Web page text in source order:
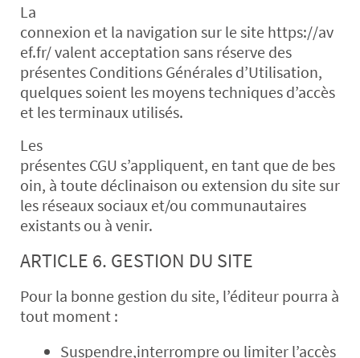
La
connexion et la navigation sur le site https://av
ef.fr/ valent acceptation sans réserve des
présentes Conditions Générales d’Utilisation,
quelques soient les moyens techniques d’accès
et les terminaux utilisés.
Les
présentes CGU s’appliquent, en tant que de bes
oin, à toute déclinaison ou extension du site sur
les réseaux sociaux et/ou communautaires
existants ou à venir.
ARTICLE 6. GESTION DU SITE
Pour la bonne gestion du site, l’éditeur pourra à
tout moment :
Suspendre,interrompre ou limiter l’accès